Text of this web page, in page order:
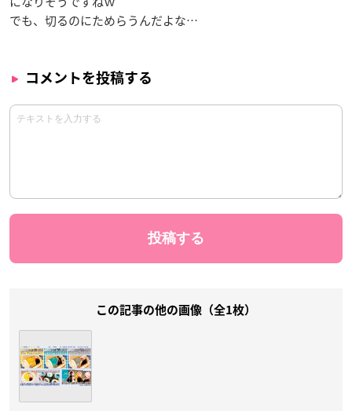
でも、切るのにためらうんだよな…
コメントを投稿する
この記事の他の画像（全1枚）